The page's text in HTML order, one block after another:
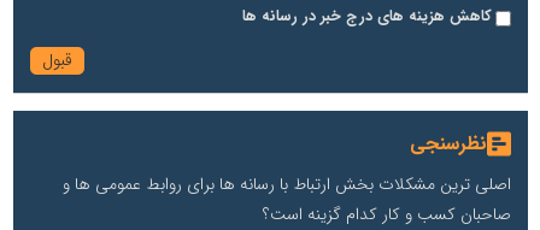
کاهش هزینه های درج خبر در رسانه ها
نظرسنجی
اصلی ترین مشکلات بخش ارتباط با رسانه ها برای روابط عمومی ها و
صاحبان کسب و کار کدام گزینه است؟